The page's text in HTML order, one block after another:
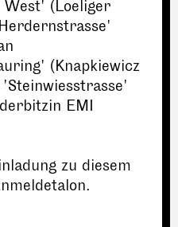
West' (Loeliger
(Knapkiewicz
EMI
zu diesem